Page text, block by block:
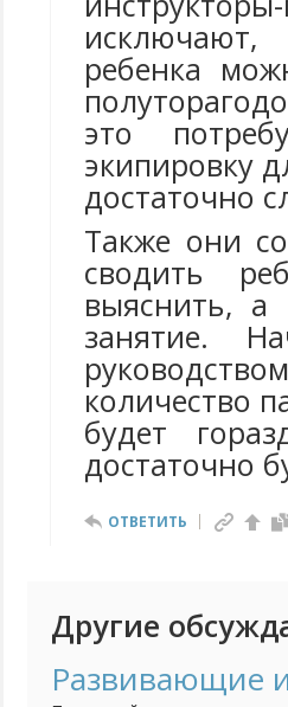
ребенка
это
экипировку
достаточно
Также они
сводить
выяснить,
занятие.
количество
будет
достаточно
ОТВЕТИТЬ
Другие
Развивающие